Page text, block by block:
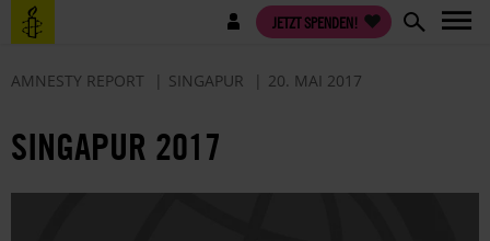
Direkt
zum
Benutzermenü JETZT SPENDEN!
AMNESTY REPORT SINGAPUR 20. MAI 2017
SINGAPUR 2017